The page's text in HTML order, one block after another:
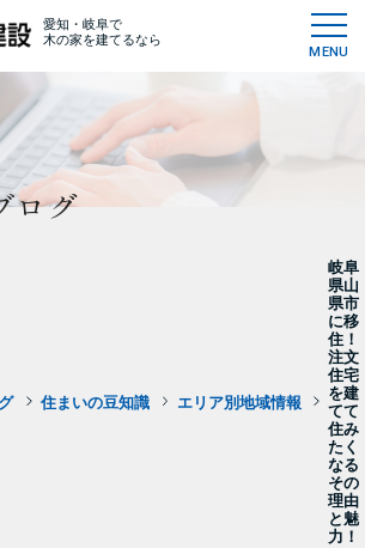
愛知・岐阜で
木の家を建てるなら
MENU
ログ
住まいの豆知識 エリア別地域情報
岐阜
県山
県市
に移
住！
注文
住宅
を建
てて
住み
たく
なる
その
理由
と魅
力！